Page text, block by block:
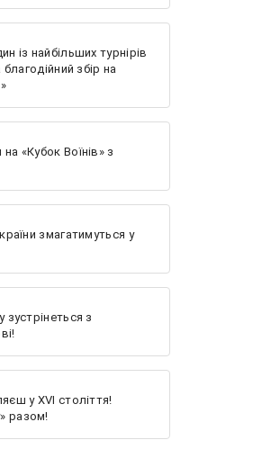
із найбільших турнірів
благодійний збір на
«Кубок Воїнів» з
змагатимуться у
зустрінеться з
у XVI століття!
разом!